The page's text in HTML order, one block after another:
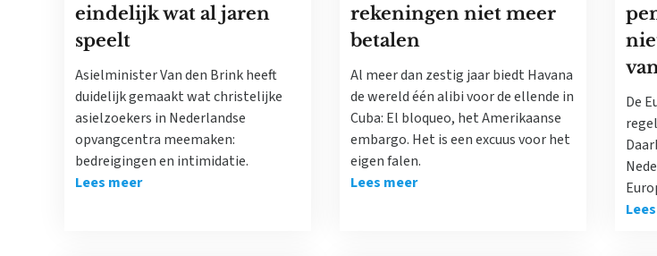
eindelijk wat al jaren
speelt
Asielminister Van den Brink heeft
duidelijk gemaakt wat christelijke
asielzoekers in Nederlandse
opvangcentra meemaken:
bedreigingen en intimidatie.
Lees meer
rekeningen niet meer
betalen
Al meer dan zestig jaar biedt Havana
de wereld één alibi voor de ellende in
Cuba: El bloqueo, het Amerikaanse
embargo. Het is een excuus voor het
eigen falen.
Lees meer
De